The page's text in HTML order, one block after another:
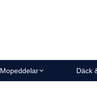
Mopeddelar Däck